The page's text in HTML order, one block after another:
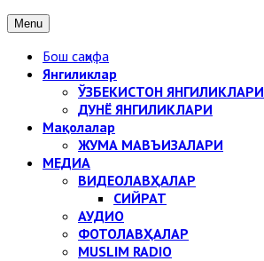
Menu
Бош саҳифа
Янгиликлар
ЎЗБЕКИСТОН ЯНГИЛИКЛАРИ
ДУНЁ ЯНГИЛИКЛАРИ
Мақолалар
ЖУМА МАВЪИЗАЛАРИ
МЕДИА
ВИДЕОЛАВҲАЛАР
СИЙРАТ
АУДИО
ФОТОЛАВҲАЛАР
MUSLIM RADIO